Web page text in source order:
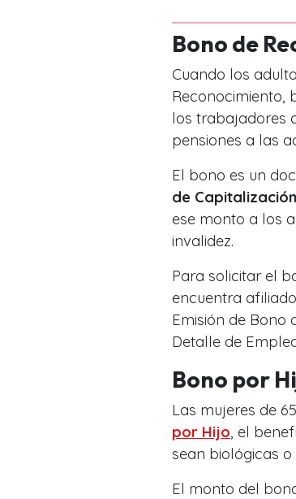
Bono de
Cuando los
Reconocimiento,
los trabajadores
pensiones a las
El bono es un
de
ese monto a los
invalidez.
Para solicitar el
encuentra
Emisión de Bono
Detalle de
Bono por
Las mujeres de
por Hijo , el
sean biológicas
El monto del